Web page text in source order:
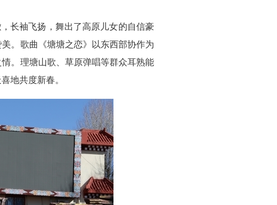
长袖飞扬，舞出了高原儿女的自信豪
。歌曲《塘塘之恋》以东西部协作为
。理塘山歌、草原弹唱等群众耳熟能
地共度新春。